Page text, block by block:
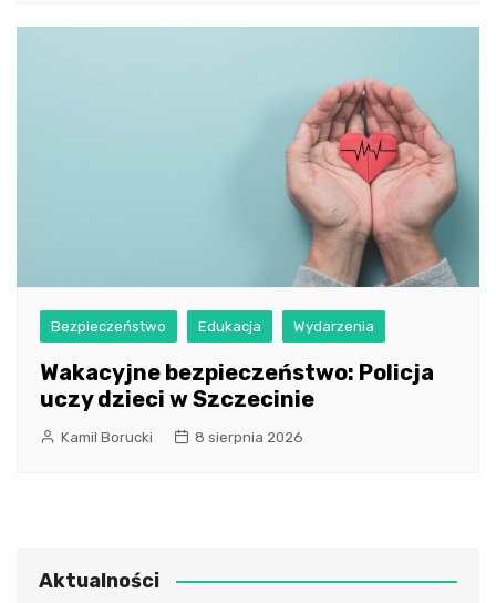
Bezpieczeństwo Edukacja Wydarzenia
Wakacyjne bezpieczeństwo: Policja
uczy dzieci w Szczecinie
Kamil Borucki 8 sierpnia 2026
Aktualności